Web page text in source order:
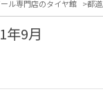
ル専門店のタイヤ館 都
年9月